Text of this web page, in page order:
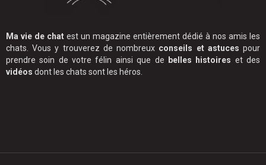
Ma vie de chat est un magazine entièrement dédié à nos amis les
chats. Vous y trouverez de nombreux conseils et astuces pour
prendre soin de votre félin ainsi que de belles histoires et des
vidéos dont les chats sont les héros.